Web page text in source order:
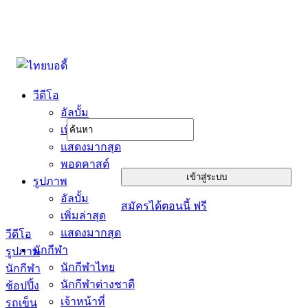
วีดีโอ
อัลบั้ม
เพิ่มล่าสุด
แสดงมากสุด
พอดคาสต์
รูปภาพ
อัลบั้ม
เพิ่มล่าสุด
แสดงมากสุด
นักกีฬา
นักกีฬาไทย
นักกีฬาต่างชาตื
เจ้าหน้าที่
สมัครได้ตอนนี้ ฟรี
วีดีโอ
รูปภาพ
นักกีฬา
ช้อปปิ้ง
รถเข็น